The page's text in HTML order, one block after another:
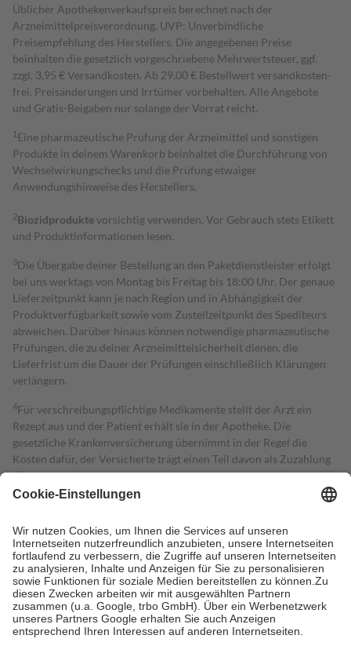
Üblicher Apothekenverkaufspreis berechnet nach der
Arzneimittelpreisverordnung. UVP: Unverbindliche
Preisempfehlung des Herstellers. Die angegebenen Preise
beinhalten die gesetzlich vorgeschriebene Mehrwertsteuer, ggf.
zzgl. 3,95 € Versandkosten. Ab 29,00 € Bestell­wert versand­kosten­
frei. Preisänderungen und Irrtümer vorbehalten. Alle Angebote
und Gratis-Beigaben nur solange der Vorrat reicht.
1 Eine pharmazeutische Prüfung der Arzneimittel und sonstigen
Produkte in deinem Warenkorb beinhaltet die Durchführung von
Wechselwirkungschecks und die Prüfung etwaiger
Anwendungshinweise des Herstellers.
2Biozidproduktevorsichtig verwenden. Vor Gebrauch stets Etikett
und Produktinformationen lesen.
3Die Übergabe deiner Bestellung an den Paketdienstleister erfolgt
bei uns werktags von Montag bis Freitag bis 18:00 Uhr. Der genaue
Lieferzeitpunkt kann je nach Region und in Abhängigkeit der
Produktverfügbarkeit sowie vom Zustellzeitpunkt des Spediteurs
abweichen. Darüber hinaus können notwendige pharmazeutische
Prüfungen, die zu deiner Arzneimittelsicherheit dienen, die
Lieferfrist um die Dauer der Prüfungen einschließlich Klärungen
verlängern.
4Für verschreibungspflichtige Medikamente stellt der Arzt ein
Rezept aus und der Patient erhält sie in der Apotheke. Die
gesetzliche Krankenversicherung übernimmt in der Regel die
Kosten dafür, der Versicherte trägt einen Teil davon als Zuzahlung
mit.
Grundsätzlich leisten Mitglieder Zuzahlungen in Höhe von zehn
höchstens zehn Euro.
Es sind jedoch nie mehr als die tatsächlichen
Kosten der Leistung zu entrichten.
Diese Regeln gelten grundsätzlich auch für Online-Apotheken.
Bei Heilmitteln und häuslicher Krankenpflege beträgt die
Zuzahlung zehn Prozent der Kosten sowie zehn Euro je
Verordnung.
Um das Engagement der Versicherten für ihre eigene Gesundheit zu
stärken und die besondere Stellung der Familie zu unterstützen,